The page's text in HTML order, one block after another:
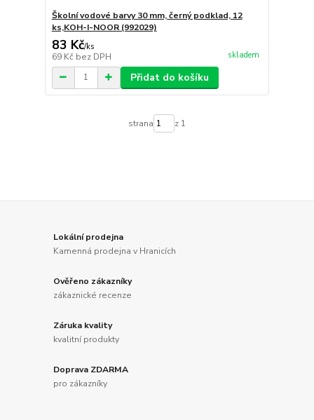
Školní vodové barvy 30 mm, černý podklad, 12
ks,KOH-I-NOOR (992029)
83 Kč/ks
69 Kč bez DPH skladem
Přidat do košíku
strana z 1
Lokální prodejna
Kamenná prodejna v Hranicích
Ověřeno zákazníky
zákaznické recenze
Záruka kvality
kvalitní produkty
Doprava ZDARMA
pro zákazníky